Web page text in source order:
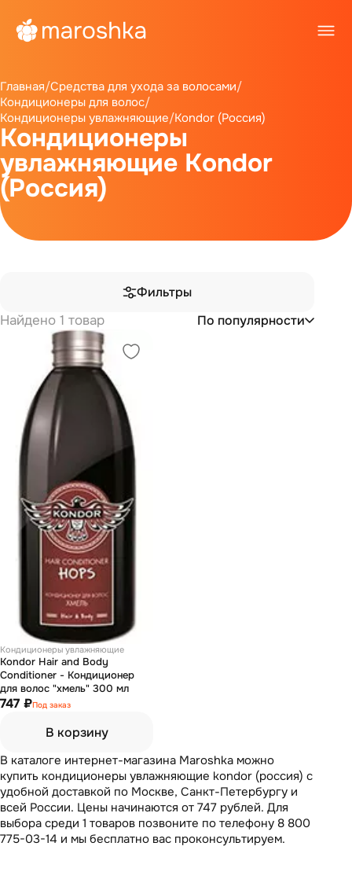
Главная/Средства для ухода за волосами/
Кондиционеры для волос/
Кондиционеры увлажняющие/Kondor (Россия)
Кондиционеры
увлажняющие Kondor
(Россия)
Фильтры
Найдено 1 товар
По популярности
Кондиционеры увлажняющие
Kondor Hair and Body
Conditioner - Кондиционер
для волос "хмель" 300 мл
747 ₽Под заказ
В корзину
В каталоге интернет-магазина Maroshka можно
купить кондиционеры увлажняющие kondor (россия) с
удобной доставкой по Москве, Санкт-Петербургу и
всей России. Цены начинаются от 747 рублей. Для
выбора среди 1 товаров позвоните по телефону 8 800
775-03-14 и мы бесплатно вас проконсультируем.